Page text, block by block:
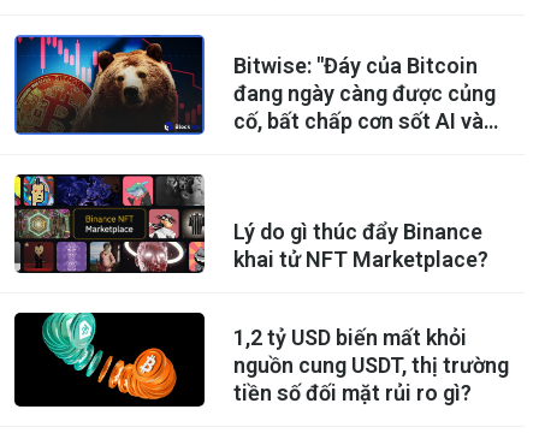
Bitwise: "Đáy của Bitcoin
đang ngày càng được củng
cố, bất chấp cơn sốt AI và
Lý do gì thúc đẩy Binance
khai tử NFT Marketplace?
1,2 tỷ USD biến mất khỏi
nguồn cung USDT, thị trường
tiền số đối mặt rủi ro gì?